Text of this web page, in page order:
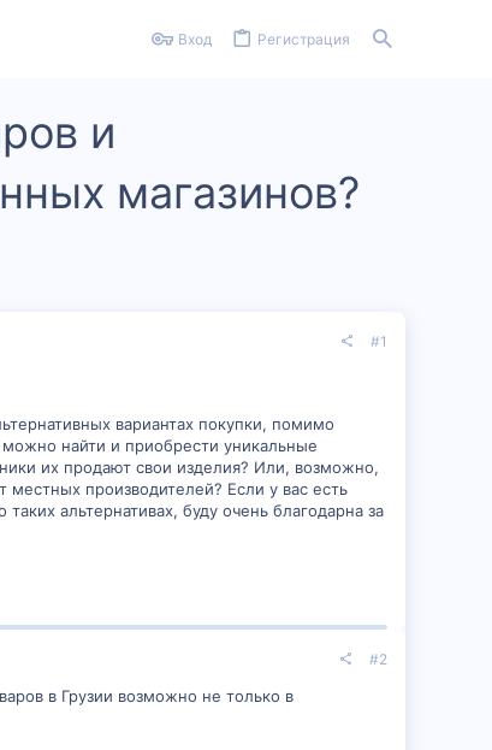
Вход Регистрация
и
магазинов?
#1
вариантах покупки, помимо
найти и приобрести уникальные
их продают свои изделия? Или, возможно,
производителей? Если у вас есть
альтернативах, буду очень благодарна за
#2
в Грузии возможно не только в